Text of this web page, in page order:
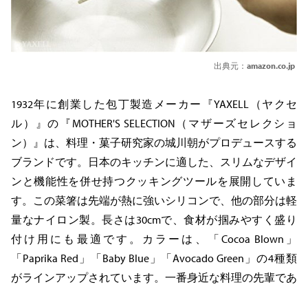
出典元： amazon.co.jp
1932年に創業した包丁製造メーカー『YAXELL（ヤクセ
ル）』の『MOTHER'S SELECTION（マザーズセレクショ
ン）』は、料理・菓子研究家の城川朝がプロデュースする
ブランドです。日本のキッチンに適した、スリムなデザイ
ンと機能性を併せ持つクッキングツールを展開していま
す。この菜箸は先端が熱に強いシリコンで、他の部分は軽
量なナイロン製。長さは30cmで、食材が掴みやすく盛り
付け用にも最適です。カラーは、「Cocoa Blown」
「Paprika Red」「Baby Blue」「Avocado Green」の4種類
がラインアップされています。一番身近な料理の先輩であ